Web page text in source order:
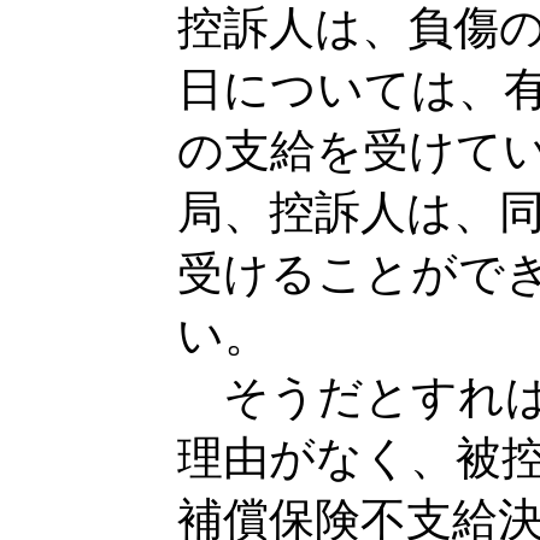
控訴人は、負傷
日については、
の支給を受けて
局、控訴人は、
受けることがで
い。
そうだとすれ
理由がなく、被
補償保険不支給